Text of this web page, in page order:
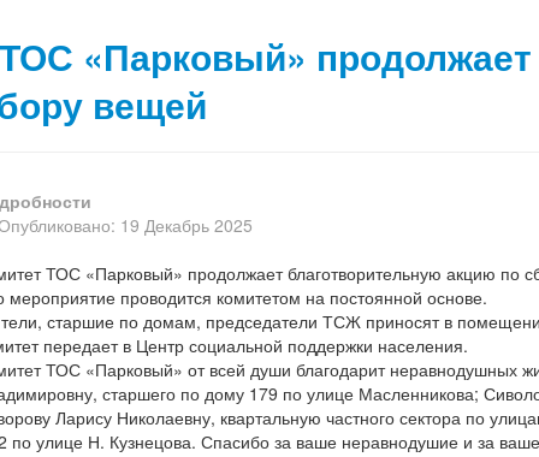
«Парковый»
вещей
19 Декабрь 2025
ТОС «Парковый» продолжает благотворительную акцию
мероприятие проводится комитетом на постоянной основе.
старшие по домам, председатели ТСЖ приносят в
передает в Центр социальной поддержки населения.
ТОС «Парковый» от всей души благодарит неравнодушных
старшего по дому 179 по улице Масленникова;
Ларису Николаевну, квартальную частного сектора по
по улице Н. Кузнецова. Спасибо за ваше неравнодушие и за